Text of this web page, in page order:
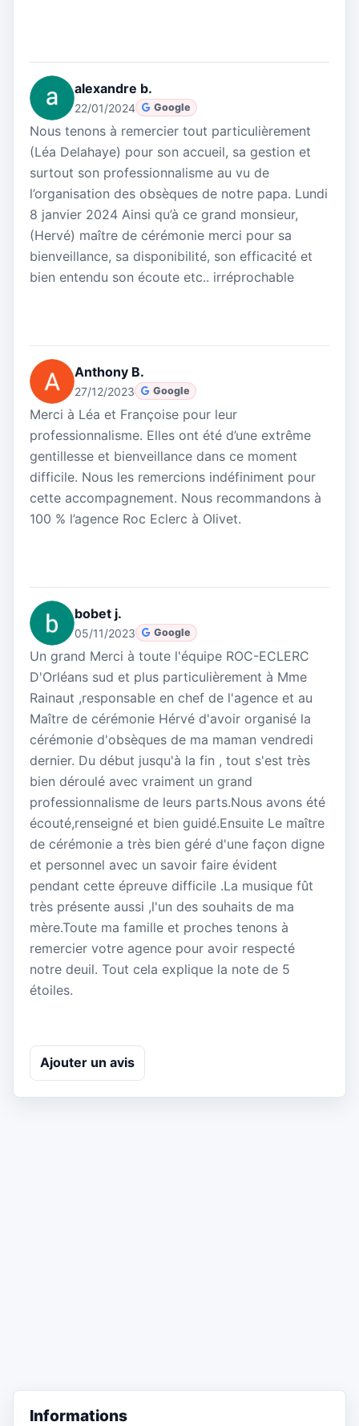
alexandre b.
22/01/2024 Google
Nous tenons à remercier tout particulièrement
(Léa Delahaye) pour son accueil, sa gestion et
surtout son professionnalisme au vu de
l’organisation des obsèques de notre papa. Lundi
8 janvier 2024 Ainsi qu’à ce grand monsieur,
(Hervé) maître de cérémonie merci pour sa
bienveillance, sa disponibilité, son efficacité et
bien entendu son écoute etc.. irréprochable
Anthony B.
27/12/2023 Google
Merci à Léa et Françoise pour leur
professionnalisme. Elles ont été d’une extrême
gentillesse et bienveillance dans ce moment
difficile. Nous les remercions indéfiniment pour
cette accompagnement. Nous recommandons à
100 % l’agence Roc Eclerc à Olivet.
bobet j.
05/11/2023 Google
Un grand Merci à toute l'équipe ROC-ECLERC
D'Orléans sud et plus particulièrement à Mme
Rainaut ,responsable en chef de l'agence et au
Maître de cérémonie Hérvé d'avoir organisé la
cérémonie d'obsèques de ma maman vendredi
dernier. Du début jusqu'à la fin , tout s'est très
bien déroulé avec vraiment un grand
professionnalisme de leurs parts.Nous avons été
écouté,renseigné et bien guidé.Ensuite Le maître
de cérémonie a très bien géré d'une façon digne
et personnel avec un savoir faire évident
pendant cette épreuve difficile .La musique fût
très présente aussi ,l'un des souhaits de ma
mère.Toute ma famille et proches tenons à
remercier votre agence pour avoir respecté
notre deuil. Tout cela explique la note de 5
étoiles.
Ajouter un avis
Informations